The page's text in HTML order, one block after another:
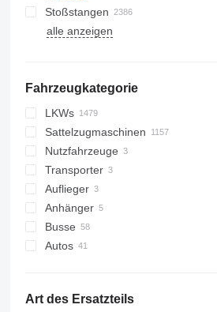
Stoßstangen
alle anzeigen
Fahrzeugkategorie
LKWs
Sattelzugmaschinen
Nutzfahrzeuge
Transporter
Auflieger
Anhänger
Busse
Autos
Art des Ersatzteils